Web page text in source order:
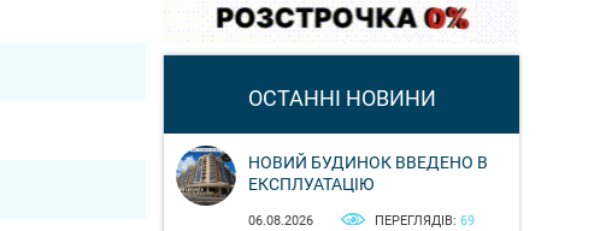
ОСТАННІ НОВИНИ
НОВИЙ БУДИНОК ВВЕДЕНО В
ЕКСПЛУАТАЦІЮ
06.08.2026 ПЕРЕГЛЯДІВ: 69